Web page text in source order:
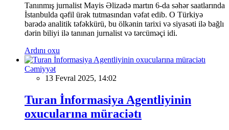
Tanınmış jurnalist Mayis Əlizadə martın 6-da səhər saatlarında
İstanbulda qəfil ürək tutmasından vəfat edib. O Türkiyə
barədə analitik təfəkkürü, bu ölkənin tarixi və siyasəti ilə bağlı
dərin biliyi ilə tanınan jurnalist və tərcüməçi idi.
Ardını oxu
Cəmiyyət
13 Fevral 2025, 14:02
Turan İnformasiya Agentliyinin
oxucularına müraciətı